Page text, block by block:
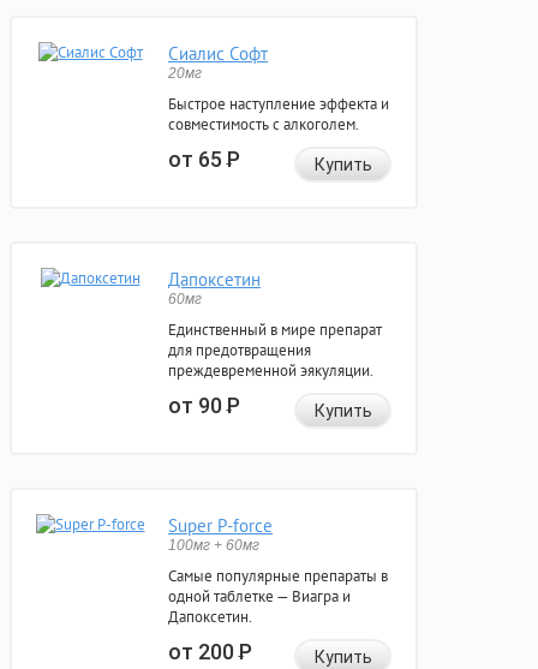
Сиалис Софт
20мг
Быстрое наступление эффекта и
совместимость с алкоголем.
от 65Р Купить
Дапоксетин
60мг
Единственный в мире препарат
для предотвращения
преждевременной эякуляции.
от 90Р Купить
Super P-force
100мг + 60мг
Самые популярные препараты в
одной таблетке — Виагра и
Дапоксетин.
от 200Р Купить